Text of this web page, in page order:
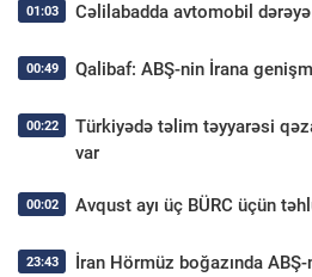
01:03 Cəlilabadda avtomobil
00:49 Qalibaf: ABŞ-nin İrana
00:22
Türkiyədə təlim təyyarəsi
var
00:02 Avqust ayı üç BÜRC üçün
23:43
İran Hörmüz boğazında